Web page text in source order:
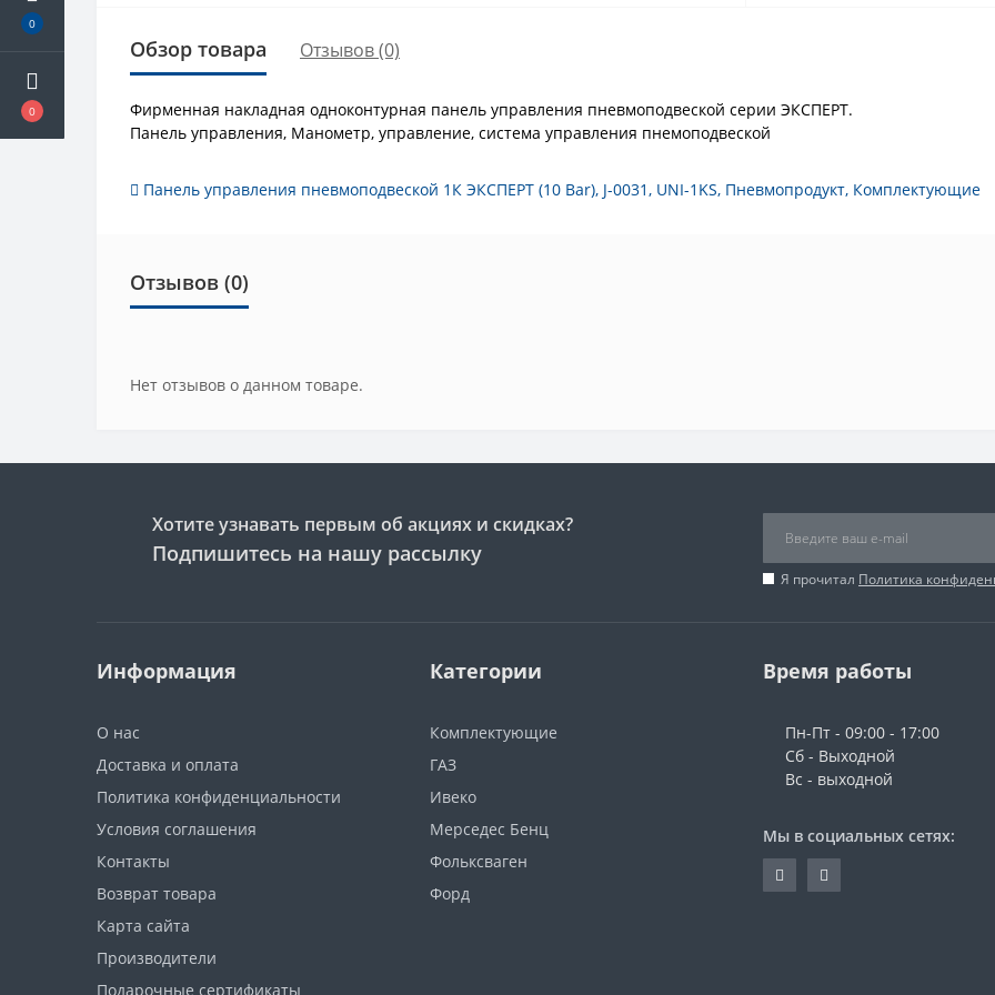
0
0
Обзор товара Отзывов (0)
Фирменная накладная одноконтурная панель управления пневмоподвеской серии ЭКСПЕРТ.
Панель управления, Манометр, управление, система управления пнемоподвеской
Панель управления пневмоподвеской 1К ЭКСПЕРТ (10 Bar), J-0031, UNI-1KS, Пневмопродукт, Комплектующие
Отзывов (0)
Нет отзывов о данном товаре.
Хотите узнавать первым об акциях и скидках?
Подпишитесь на нашу рассылку
Я прочитал Политика
Информация
О нас
Доставка и оплата
Политика конфиденциальности
Условия соглашения
Контакты
Возврат товара
Карта сайта
Производители
Подарочные сертификаты
Категории
Комплектующие
ГАЗ
Ивеко
Мерседес Бенц
Фольксваген
Форд
Время работы
Пн-Пт - 09:00 - 17:00
Сб - Выходной
Вс - выходной
Мы в социальных сетях: